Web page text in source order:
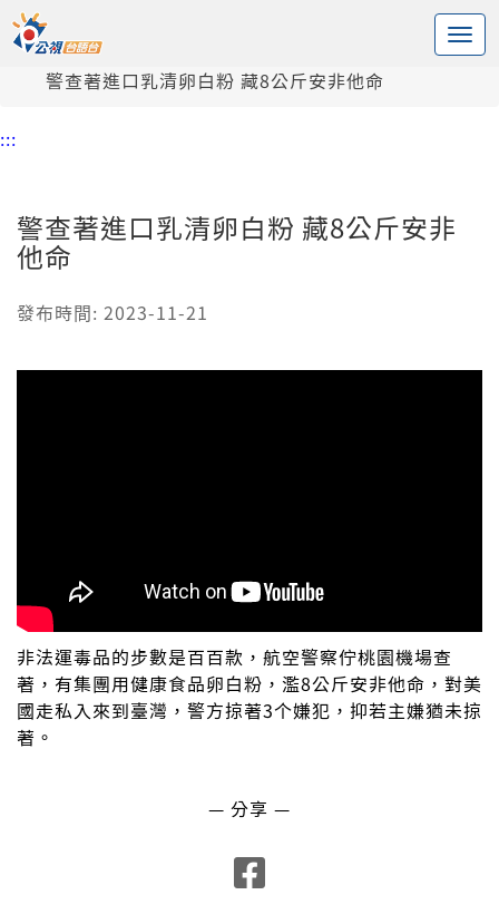
中央內容區塊
頭頁
警查著進口乳清卵白粉 藏8公斤安非他命
:::
警查著進口乳清卵白粉 藏8公斤安非
他命
發布時間: 2023-11-21
非法運毒品的步數是百百款，航空警察佇桃園機場查
著，有集團用健康食品卵白粉，濫8公斤安非他命，對美
國走私入來到臺灣，警方掠著3个嫌犯，抑若主嫌猶未掠
著。
— 分享 —